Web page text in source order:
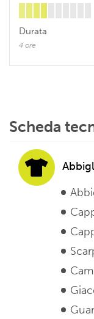
Durata
4 ore
Scheda